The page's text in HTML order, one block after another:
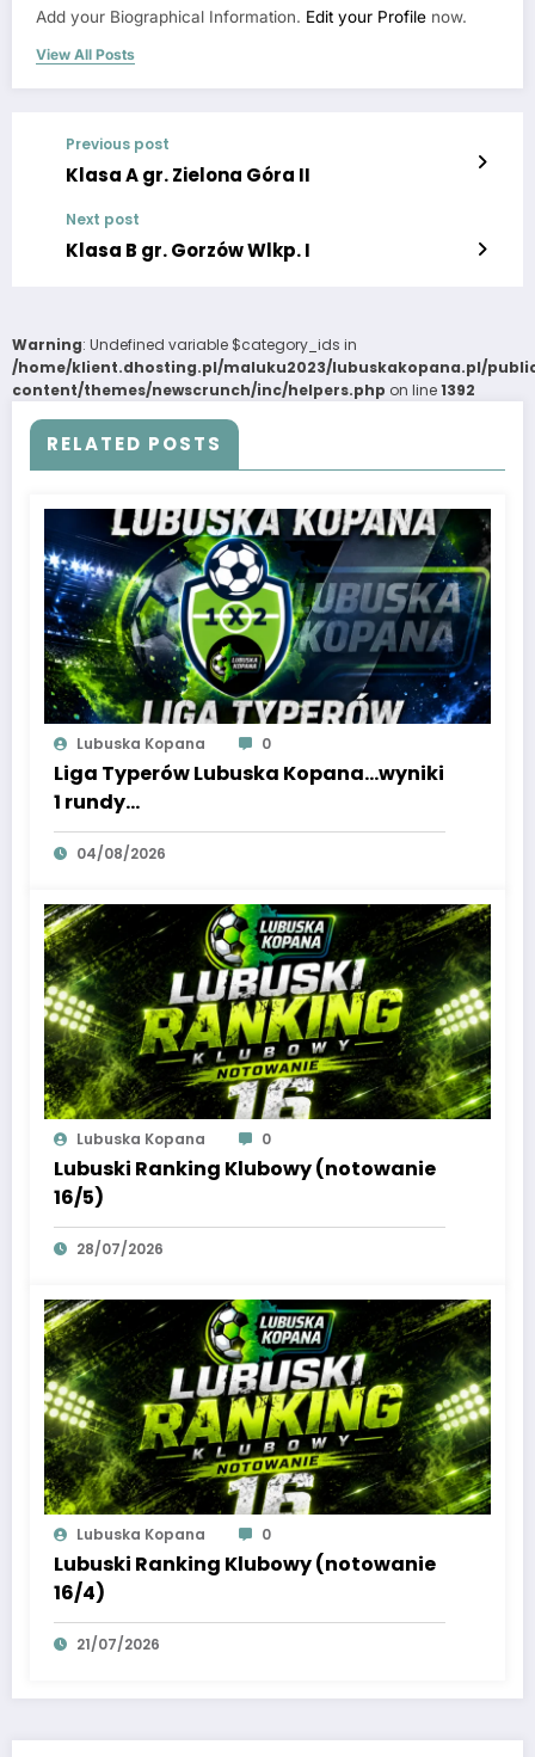
Add your Biographical Information. Edit your Profile now.
View All Posts
Previous post
Klasa A gr. Zielona Góra II
Next post
Klasa B gr. Gorzów Wlkp. I
Warning: Undefined variable $category_ids in
/home/klient.dhosting.pl/maluku2023/lubuskakopana.pl/
content/themes/newscrunch/inc/helpers.php on line1392
RELATED POSTS
Lubuska Kopana 0
Liga Typerów Lubuska Kopana…wyniki
1 rundy…
04/08/2026
Lubuska Kopana 0
Lubuski Ranking Klubowy (notowanie
16/5)
28/07/2026
Lubuska Kopana 0
Lubuski Ranking Klubowy (notowanie
16/4)
21/07/2026